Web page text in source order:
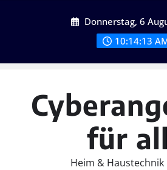
Donnerstag, 6
10:14:14
für
Heim &